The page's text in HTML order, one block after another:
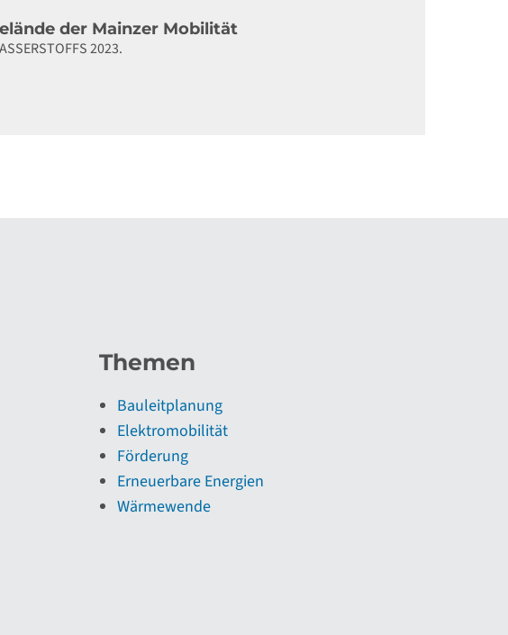
der Mainzer Mobilität
2023.
Themen
Bauleitplanung
Elektromobilität
Förderung
Erneuerbare Energien
Wärmewende